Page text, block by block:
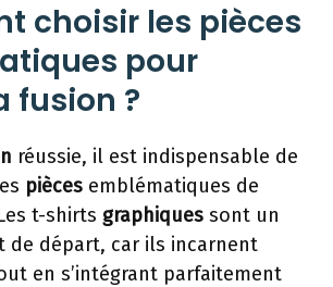
choisir les pièces
pour
fusion ?
réussie, il est indispensable de
pièces emblématiques de
t-shirts graphiques sont un
de départ, car ils incarnent
en s’intégrant parfaitement